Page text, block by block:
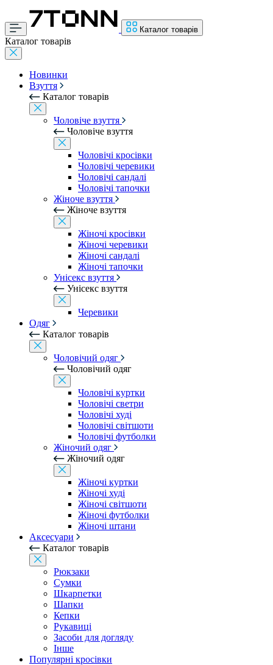
Каталог товарів
Каталог товарів
Новинки
Взуття
Каталог товарів
Чоловіче взуття
Чоловіче взуття
Чоловічі кросівки
Чоловічі черевики
Чоловічі сандалі
Чоловічі тапочки
Жіноче взуття
Жіноче взуття
Жіночі кросівки
Жіночі черевики
Жіночі сандалі
Жіночі тапочки
Унісекс взуття
Унісекс взуття
Черевики
Одяг
Каталог товарів
Чоловічий одяг
Чоловічий одяг
Чоловічі куртки
Чоловічі светри
Чоловічі худі
Чоловічі світшоти
Чоловічі футболки
Жіночий одяг
Жіночий одяг
Жіночі куртки
Жіночі худі
Жіночі світшоти
Жіночі футболки
Жіночі штани
Аксесуари
Каталог товарів
Рюкзаки
Сумки
Шкарпетки
Шапки
Кепки
Рукавиці
Засоби для догляду
Інше
Популярні кросівки